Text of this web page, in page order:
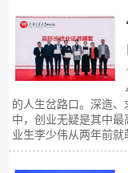
的人生岔路口。深造
中，创业无疑是其中最
业生李少伟从两年前就